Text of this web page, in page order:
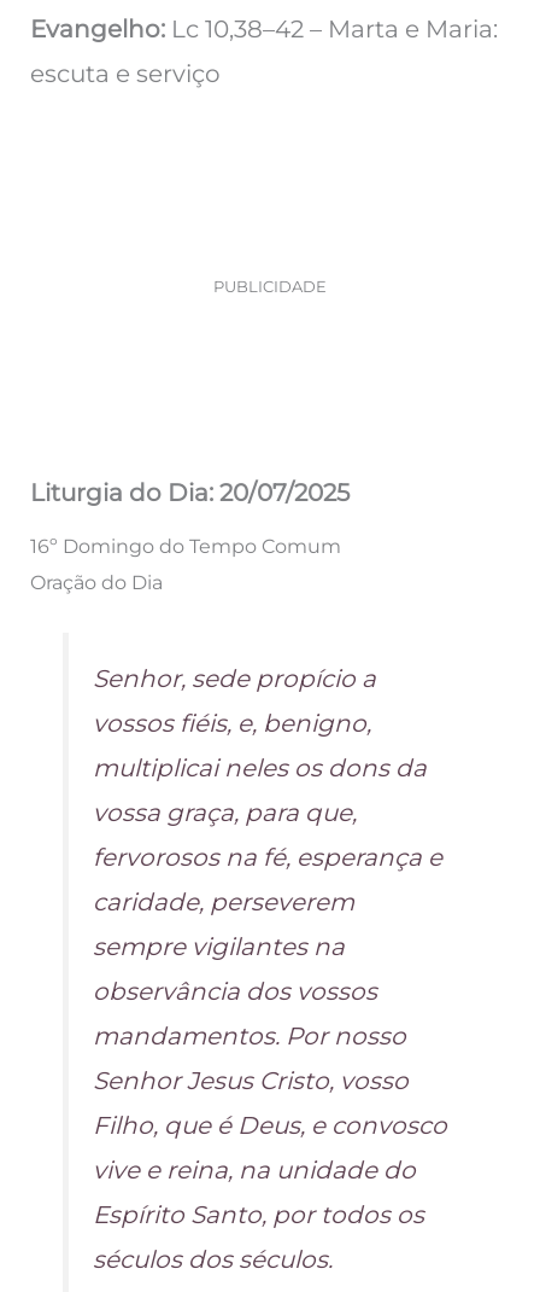
Evangelho: Lc 10,38–42 – Marta e Maria:
escuta e serviço
PUBLICIDADE
Liturgia do Dia: 20/07/2025
16º Domingo do Tempo Comum
Oração do Dia
Senhor, sede propício a
vossos fiéis, e, benigno,
multiplicai neles os dons da
vossa graça, para que,
fervorosos na fé, esperança e
caridade, perseverem
sempre vigilantes na
observância dos vossos
mandamentos. Por nosso
Senhor Jesus Cristo, vosso
Filho, que é Deus, e convosco
vive e reina, na unidade do
Espírito Santo, por todos os
séculos dos séculos.